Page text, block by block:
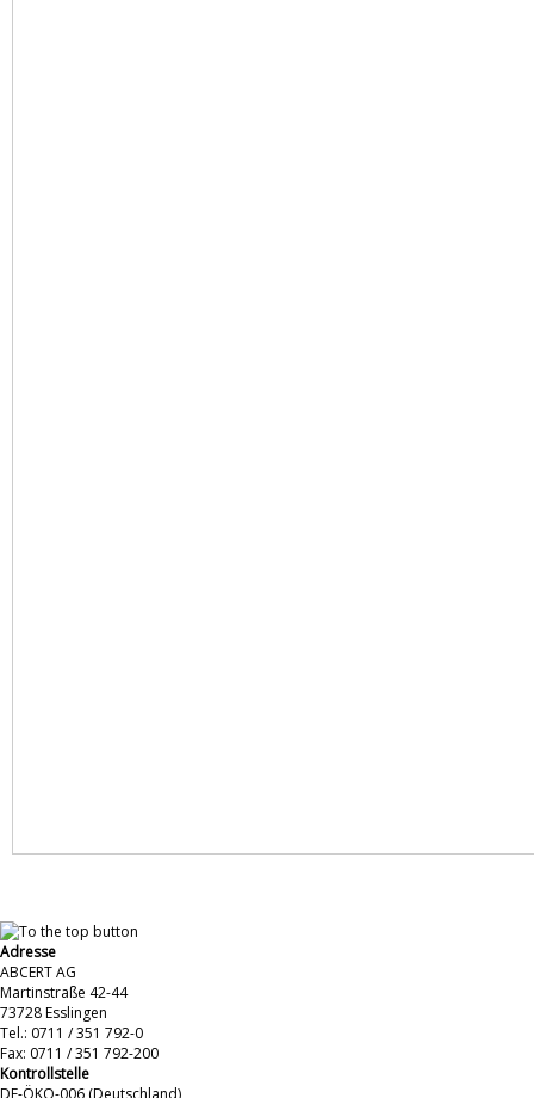
Adresse
ABCERT AG
Martinstraße 42-44
73728 Esslingen
Tel.: 0711 / 351 792-0
Fax: 0711 / 351 792-200
Kontrollstelle
DE-ÖKO-006 (Deutschland)